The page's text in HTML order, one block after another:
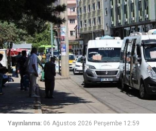
Yayınlanma: 06 Ağustos 2026 Perşembe 12:59